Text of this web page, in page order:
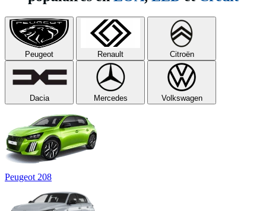
Peugeot Renault Citroën
Dacia Mercedes Volkswagen
Peugeot 208